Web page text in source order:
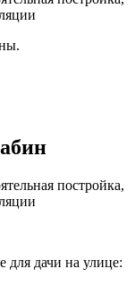
для дачи на улице: